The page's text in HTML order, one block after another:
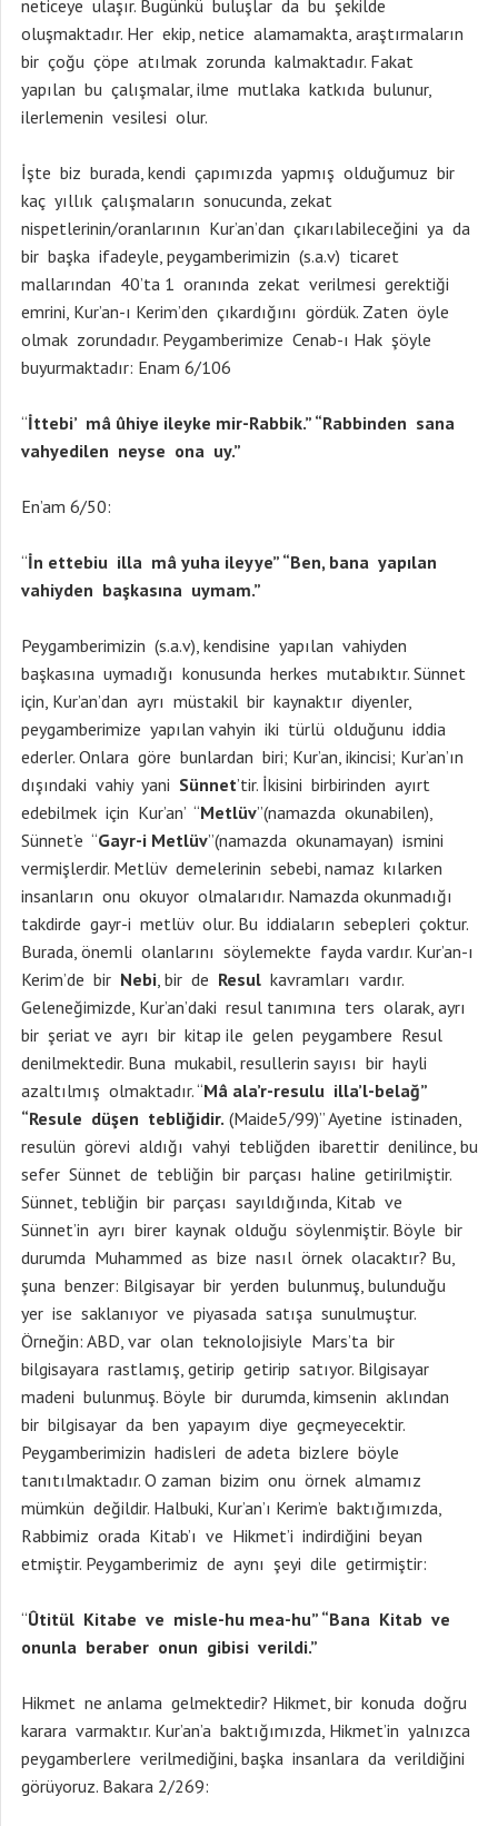
neticeye ulaşır. Bugünkü buluşlar da bu şekilde
oluşmaktadır. Her ekip, netice alamamakta, araştırmaların
bir çoğu çöpe atılmak zorunda kalmaktadır. Fakat
yapılan bu çalışmalar, ilme mutlaka katkıda bulunur,
ilerlemenin vesilesi olur.
İşte biz burada, kendi çapımızda yapmış olduğumuz bir
kaç yıllık çalışmaların sonucunda, zekat
nispetlerinin/oranlarının Kur’an’dan çıkarılabileceğini ya da
bir başka ifadeyle, peygamberimizin (s.a.v) ticaret
mallarından 40’ta 1 oranında zekat verilmesi gerektiği
emrini, Kur’an-ı Kerim’den çıkardığını gördük. Zaten öyle
olmak zorundadır. Peygamberimize Cenab-ı Hak şöyle
buyurmaktadır: Enam 6/106
“İttebi’ mâ ûhiye ileyke mir-Rabbik.” “Rabbinden sana
vahyedilen neyse ona uy.”
En’am 6/50:
“İn ettebiu illa mâ yuha ileyye” “Ben, bana yapılan
vahiyden başkasına uymam.”
Peygamberimizin (s.a.v), kendisine yapılan vahiyden
başkasına uymadığı konusunda herkes mutabıktır. Sünnet
için, Kur’an’dan ayrı müstakil bir kaynaktır diyenler,
peygamberimize yapılan vahyin iki türlü olduğunu iddia
ederler. Onlara göre bunlardan biri; Kur’an, ikincisi; Kur’an’ın
dışındaki vahiy yani Sünnet’tir. İkisini birbirinden ayırt
edebilmek için Kur’an’ “Metlüv”(namazda okunabilen),
Sünnet’e “Gayr-i Metlüv”(namazda okunamayan) ismini
vermişlerdir. Metlüv demelerinin sebebi, namaz kılarken
insanların onu okuyor olmalarıdır. Namazda okunmadığı
takdirde gayr-i metlüv olur. Bu iddiaların sebepleri çoktur.
Burada, önemli olanlarını söylemekte fayda vardır. Kur’an-ı
Kerim’de bir Nebi, bir de Resul kavramları vardır.
Geleneğimizde, Kur’an’daki resul tanımına ters olarak, ayrı
bir şeriat ve ayrı bir kitap ile gelen peygambere Resul
denilmektedir. Buna mukabil, resullerin sayısı bir hayli
azaltılmış olmaktadır. “Mâ ala’r-resulu illa’l-belağ”
“Resule düşen tebliğidir. (Maide5/99)” Ayetine istinaden,
resulün görevi aldığı vahyi tebliğden ibarettir denilince, bu
sefer Sünnet de tebliğin bir parçası haline getirilmiştir.
Sünnet, tebliğin bir parçası sayıldığında, Kitab ve
Sünnet’in ayrı birer kaynak olduğu söylenmiştir. Böyle bir
durumda Muhammed as bize nasıl örnek olacaktır? Bu,
şuna benzer: Bilgisayar bir yerden bulunmuş, bulunduğu
yer ise saklanıyor ve piyasada satışa sunulmuştur.
Örneğin: ABD, var olan teknolojisiyle Mars’ta bir
bilgisayara rastlamış, getirip getirip satıyor. Bilgisayar
madeni bulunmuş. Böyle bir durumda, kimsenin aklından
bir bilgisayar da ben yapayım diye geçmeyecektir.
Peygamberimizin hadisleri de adeta bizlere böyle
tanıtılmaktadır. O zaman bizim onu örnek almamız
mümkün değildir. Halbuki, Kur’an’ı Kerim’e baktığımızda,
Rabbimiz orada Kitab’ı ve Hikmet’i indirdiğini beyan
etmiştir. Peygamberimiz de aynı şeyi dile getirmiştir:
“Ûtitül Kitabe ve misle-hu mea-hu” “Bana Kitab ve
onunla beraber onun gibisi verildi.”
Hikmet ne anlama gelmektedir? Hikmet, bir konuda doğru
karara varmaktır. Kur’an’a baktığımızda, Hikmet’in yalnızca
peygamberlere verilmediğini, başka insanlara da verildiğini
görüyoruz. Bakara 2/269: